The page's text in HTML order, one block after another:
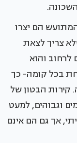
הם יצרו
צריך לצאת
לרחוב והוא
בכל קומה- כך
קירות הבטון של
וגבוהים, למעט
אך גם הם אינם